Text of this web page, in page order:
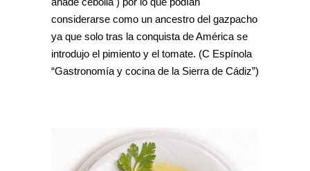
considerarse como un ancestro del gazpacho
ya que solo tras la conquista de América se
introdujo el pimiento y el tomate. (C Espínola
“Gastronomía y cocina de la Sierra de Cádiz”)